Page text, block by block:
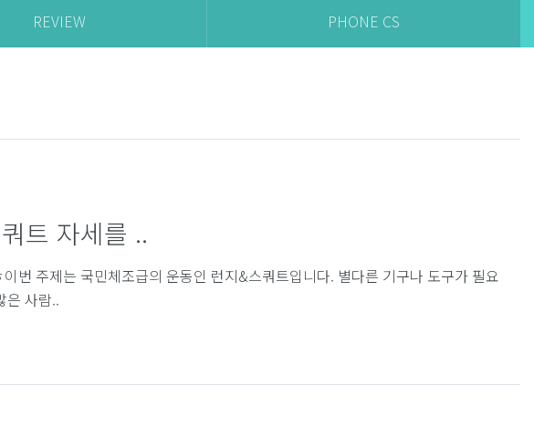
REVIEW PHONE CS
트 자세를 ..
번 주제는 국민체조급의 운동인 런지&스쿼트입니다. 별다른 기구나 도구가 필요
은 사람..